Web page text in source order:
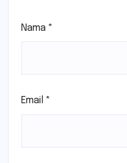
Nama *
Email *